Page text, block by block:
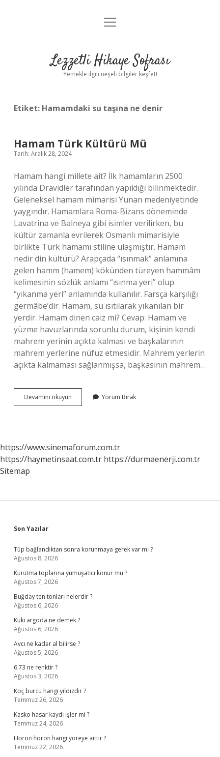
Anasayfa
Yasal Uyarı
menüyü
Lezzetli Hikaye Sofrası
Yemekle ilgili neşeli bilgiler keşfet!
Etiket: Hamamdaki su taşına ne denir
Hamam Türk Kültürü Mü
Tarih: Aralık 28, 2024
Hamam hangi millete ait? İlk hamamların 2500
yılında Dravidler tarafından yapıldığı bilinmektedir.
Geleneksel hamam mimarisi Yunan medeniyetinde
yaygındır. Hamamlara Roma-Bizans döneminde
Lavatrina ve Balneya gibi isimler verilirken, bu
kültür zamanla evrilerek Osmanlı mimarisiyle
birlikte Türk hamamı stiline ulaşmıştır. Hamam
nedir din kültürü? Arapçada “ısınmak” anlamına
gelen hamm (hamem) kökünden türeyen hammâm
kelimesinin sözlük anlamı “ısınma yeri” olup
“yıkanma yeri” anlamında kullanılır. Farsça karşılığı
germâbe’dir. Hamam, su ısıtılarak yıkanılan bir
yerdir. Hamam dinen caiz mi? Cevap: Hamam ve
yüzme havuzlarında sorunlu durum, kişinin kendi
mahrem yerinin açıkta kalması ve başkalarının
mahrem yerlerine nüfuz etmesidir. Mahrem yerlerin
açıkta kalmaması sağlanmışsa, başkasının mahrem…
Devamını okuyun Hamam
Türk
Yorum Bırak
https://www.sinemaforum.com.tr
https://haymetinsaat.com.tr https://durmaenerji.com.tr
Sitemap
Sidebar
Son Yazılar
Tüp bağlandıktan sonra korunmaya gerek var mı ?
Ağustos 8, 2026
Kurutma toplarına yumuşatıcı konur mu ?
Ağustos 7, 2026
Buğday ten tonları nelerdir ?
Ağustos 6, 2026
Kuki argoda ne demek ?
Ağustos 6, 2026
Avcı ne kadar al bilirse ?
Ağustos 5, 2026
6.73 ne renktir ?
Ağustos 3, 2026
Koç burcu hangi yıldızdır ?
Temmuz 26, 2026
Kasko hasar kaydı işler mi ?
Temmuz 24, 2026
Horon horon hangi yöreye aittir ?
Temmuz 22, 2026